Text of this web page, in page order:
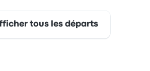
tous les départs